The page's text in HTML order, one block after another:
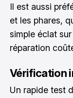
Il est aussi
et les phares,
simple éclat
réparation
Vérification
Un rapide test